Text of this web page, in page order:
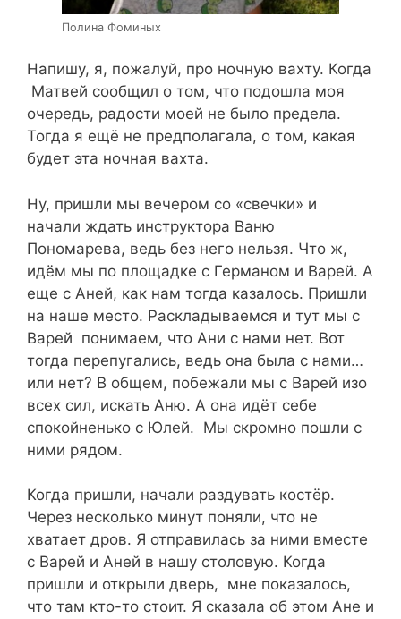
Полина Фоминых
Напишу, я, пожалуй, про ночную вахту. Когда
Матвей сообщил о том, что подошла моя
очередь, радости моей не было предела.
Тогда я ещё не предполагала, о том, какая
будет эта ночная вахта.
Ну, пришли мы вечером со «свечки» и
начали ждать инструктора Ваню
Пономарева, ведь без него нельзя. Что ж,
идём мы по площадке с Германом и Варей. А
еще с Аней, как нам тогда казалось. Пришли
на наше место. Раскладываемся и тут мы с
Варей понимаем, что Ани с нами нет. Вот
тогда перепугались, ведь она была с нами…
или нет? В общем, побежали мы с Варей изо
всех сил, искать Аню. А она идёт себе
спокойненько с Юлей. Мы скромно пошли с
ними рядом.
Когда пришли, начали раздувать костёр.
Через несколько минут поняли, что не
хватает дров. Я отправилась за ними вместе
с Варей и Аней в нашу столовую. Когда
пришли и открыли дверь, мне показалось,
что там кто-то стоит. Я сказала об этом Ане и